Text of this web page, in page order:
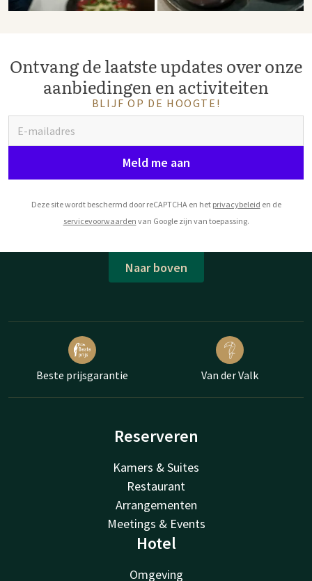
Ontvang de laatste updates over onze
aanbiedingen en activiteiten
BLIJF OP DE HOOGTE!
Meld me aan
Deze site wordt beschermd door reCAPTCHA en het privacybeleid en de
servicevoorwaarden van Google zijn van toepassing.
Naar boven
Beste prijsgarantie Van der Valk
Reserveren
Kamers & Suites
Restaurant
Arrangementen
Meetings & Events
Hotel
Omgeving